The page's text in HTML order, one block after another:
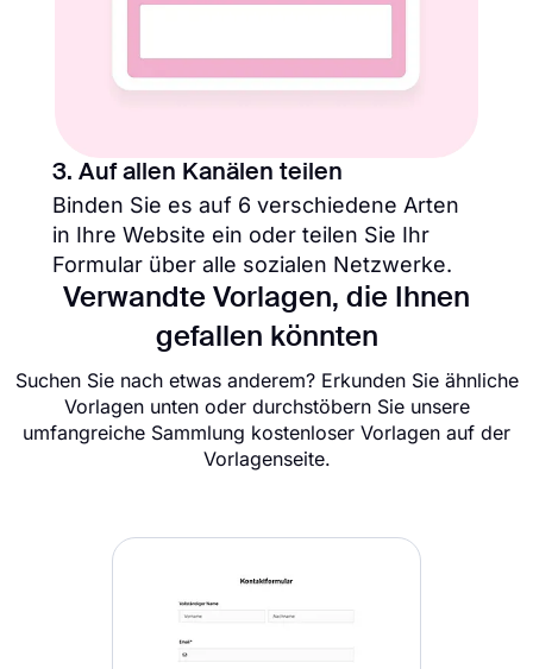
3. Auf allen Kanälen teilen
Binden Sie es auf 6 verschiedene Arten
in Ihre Website ein oder teilen Sie Ihr
Formular über alle sozialen Netzwerke.
Verwandte Vorlagen, die Ihnen
gefallen könnten
Suchen Sie nach etwas anderem? Erkunden Sie ähnliche
Vorlagen unten oder durchstöbern Sie unsere
umfangreiche Sammlung kostenloser Vorlagen auf der
Vorlagenseite.